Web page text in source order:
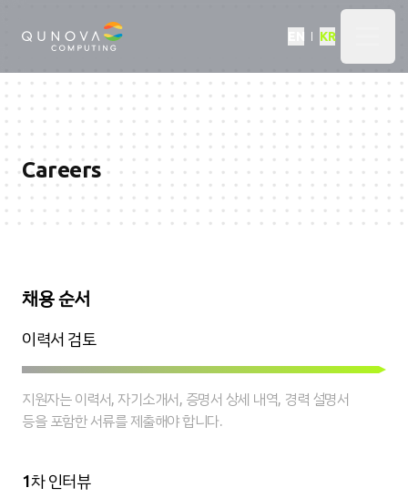
Qunova Computing KR
Careers
채용 순서
이력서 검토
지원자는 이력서, 자기소개서, 증명서 상세 내역, 경력 설명서
등을 포함한 서류를 제출해야 합니다.
1차 인터뷰